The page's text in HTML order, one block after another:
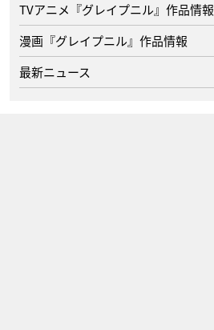
TVアニメ『グレイプニル』作品情報
漫画『グレイプニル』作品情報
最新ニュース